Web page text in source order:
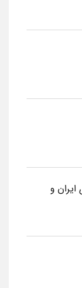
ایران و